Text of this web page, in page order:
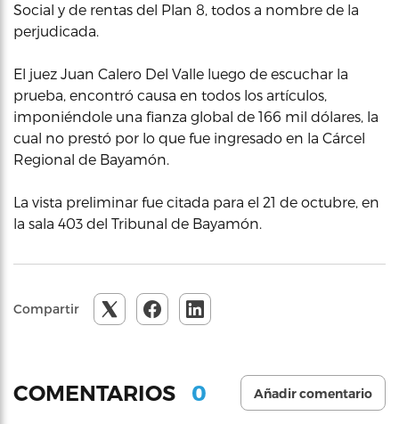
Social y de rentas del Plan 8, todos a nombre de la
perjudicada.
El juez Juan Calero Del Valle luego de escuchar la
prueba, encontró causa en todos los artículos,
imponiéndole una fianza global de 166 mil dólares, la
cual no prestó por lo que fue ingresado en la Cárcel
Regional de Bayamón.
La vista preliminar fue citada para el 21 de octubre, en
la sala 403 del Tribunal de Bayamón.
Compartir
COMENTARIOS 0 Añadir comentario